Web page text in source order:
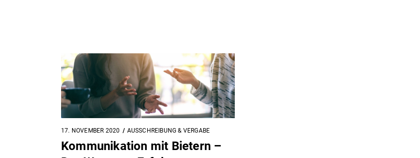
17. NOVEMBER 2020 AUSSCHREIBUNG & VERGABE
Kommunikation mit Bietern –